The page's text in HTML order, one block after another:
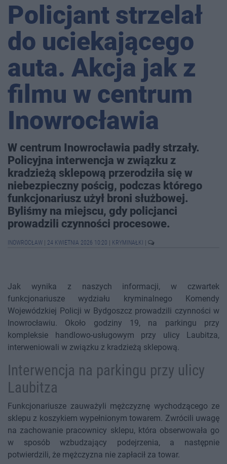
Policjant strzelał
do uciekającego
auta. Akcja jak z
filmu w centrum
Inowrocławia
W centrum Inowrocławia padły strzały.
Policyjna interwencja w związku z
kradzieżą sklepową przerodziła się w
niebezpieczny pościg, podczas którego
funkcjonariusz użył broni służbowej.
Byliśmy na miejscu, gdy policjanci
prowadzili czynności procesowe.
INOWROCŁAW 24 KWIETNIA 2026 10:20 KRYMINAŁKI
Jak wynika z naszych informacji, w czwartek
funkcjonariusze wydziału kryminalnego Komendy
Wojewódzkiej Policji w Bydgoszcz prowadzili czynności w
Inowrocławiu. Około godziny 19, na parkingu przy
kompleksie handlowo-usługowym przy ulicy Laubitza,
interweniowali w związku z kradzieżą sklepową.
Interwencja na parkingu przy ulicy
Laubitza
Funkcjonariusze zauważyli mężczyznę wychodzącego ze
sklepu z koszykiem wypełnionym towarem. Zwrócili uwagę
na zachowanie pracownicy sklepu, która obserwowała go
w sposób wzbudzający podejrzenia, a następnie
potwierdzili, że mężczyzna nie zapłacił za towar.